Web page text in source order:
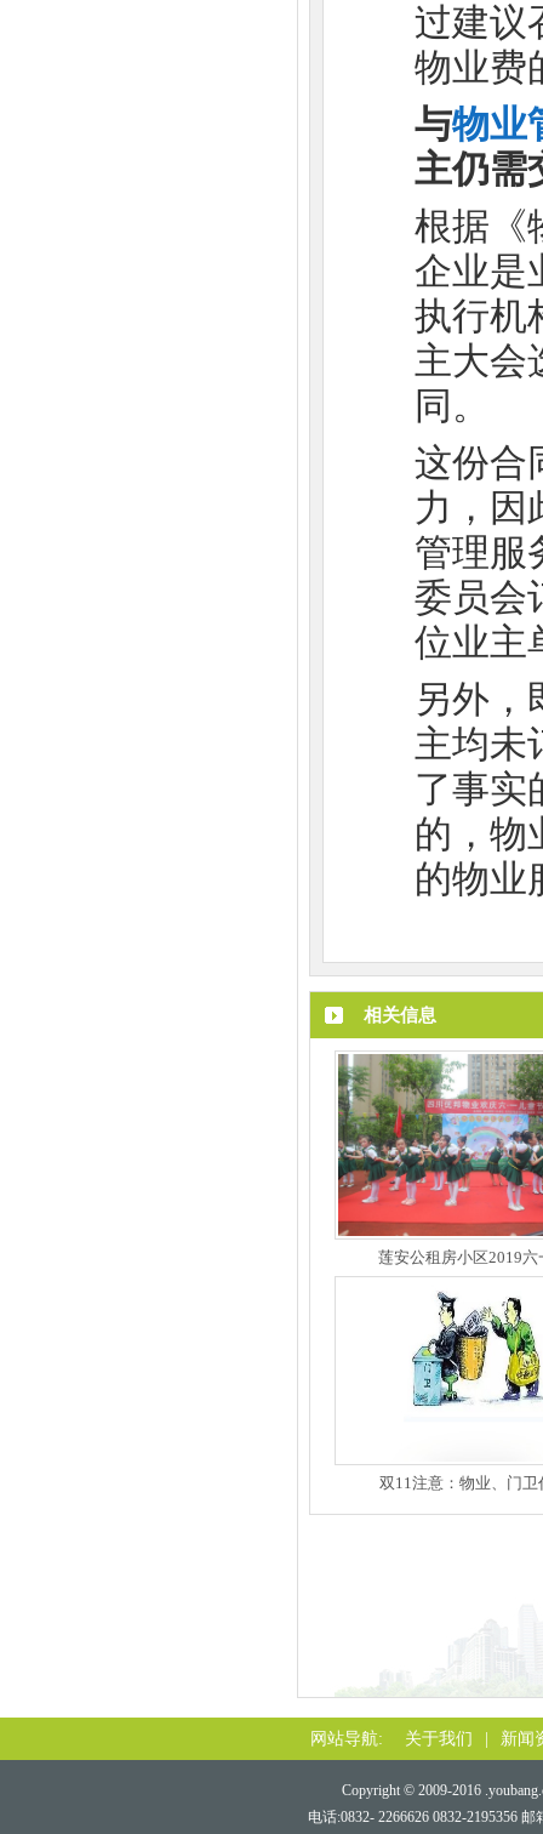
过建议
物业费
与物业
主仍需
根据《
企业是
执行机
主大会
同。
这份合
力，因
管理服
委员会
位业主
另外，
主均未
了事实
的，物
的物业
相关信息
莲安公租房小区2019六
双11注意：物业、门卫
网站导航: 关于我们 新闻
Copyright © 2009-2016
电话:0832- 2266626 0832-2195356